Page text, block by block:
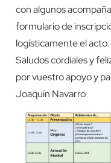
con algunos
formulario de
logísticamente el acto.
Saludos cordiales y
por vuestro apoyo y
Joaquín Navarro